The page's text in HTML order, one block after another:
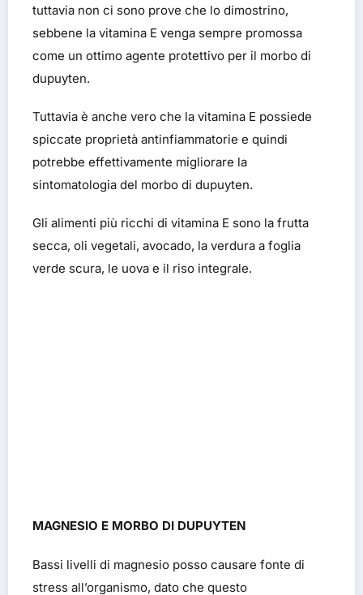
tuttavia non ci sono prove che lo dimostrino,
sebbene la vitamina E venga sempre promossa
come un ottimo agente protettivo per il morbo di
dupuyten.
Tuttavia è anche vero che la vitamina E possiede
spiccate proprietà antinfiammatorie e quindi
potrebbe effettivamente migliorare la
sintomatologia del morbo di dupuyten.
Gli alimenti più ricchi di vitamina E sono la frutta
secca, oli vegetali, avocado, la verdura a foglia
verde scura, le uova e il riso integrale.
MAGNESIO E MORBO DI DUPUYTEN
Bassi livelli di magnesio posso causare fonte di
stress all’organismo, dato che questo